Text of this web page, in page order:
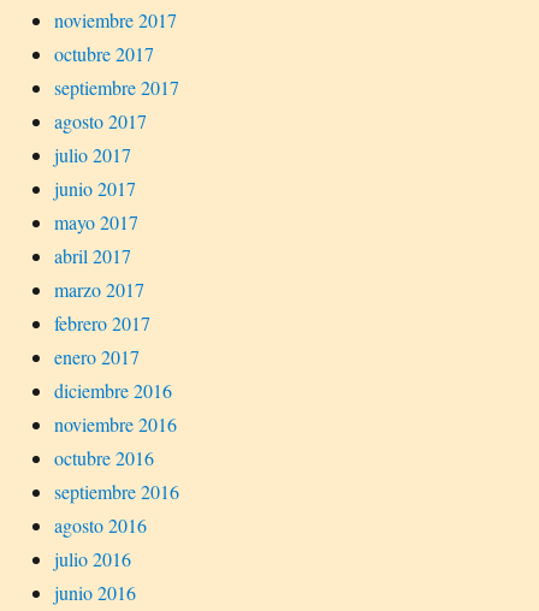
noviembre 2017
octubre 2017
septiembre 2017
agosto 2017
julio 2017
junio 2017
mayo 2017
abril 2017
marzo 2017
febrero 2017
enero 2017
diciembre 2016
noviembre 2016
octubre 2016
septiembre 2016
agosto 2016
julio 2016
junio 2016